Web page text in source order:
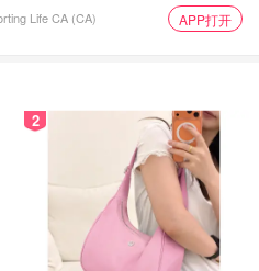
Life CA (CA) APP打开
2